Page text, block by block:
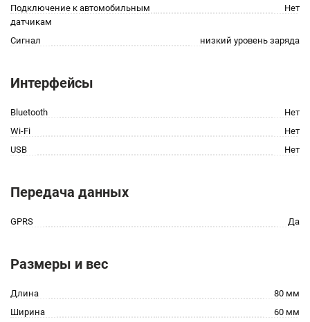
Подключение к автомобильным
датчикам
Нет
Сигнал низкий уровень заряда
Интерфейсы
Bluetooth
Нет
Wi-Fi
Нет
USB
Нет
Передача данных
GPRS Да
Размеры и вес
Длина
80 мм
Ширина
60 мм